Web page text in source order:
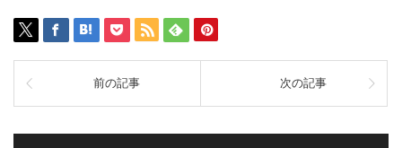
前の記事 次の記事